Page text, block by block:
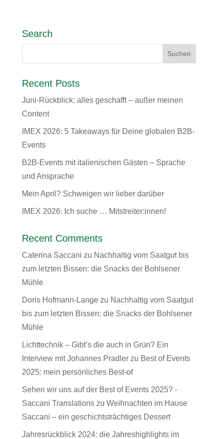
Search
Recent Posts
Juni-Rückblick: alles geschafft – außer meinen
Content
IMEX 2026: 5 Takeaways für Deine globalen B2B-
Events
B2B-Events mit italienischen Gästen – Sprache
und Ansprache
Mein April? Schweigen wir lieber darüber
IMEX 2026: Ich suche … Mitstreiter:innen!
Recent Comments
Caterina Saccani zu Nachhaltig vom Saatgut bis
zum letzten Bissen: die Snacks der Bohlsener
Mühle
Doris Hofmann-Langezu Nachhaltig vom Saatgut
bis zum letzten Bissen: die Snacks der Bohlsener
Mühle
Lichttechnik – Gibt’s die auch in Grün? Ein
Interview mit Johannes Pradlerzu Best of Events
2025: mein persönliches Best-of
Sehen wir uns auf der Best of Events 2025? -
Saccani Translationszu Weihnachten im Hause
Saccani – ein geschichtsträchtiges Dessert
Jahresrückblick 2024: die Jahreshighlights im